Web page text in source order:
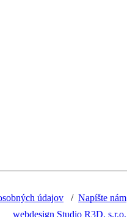
údajov / Napíšte nám
webdesign Studio R3D, s.r.o.